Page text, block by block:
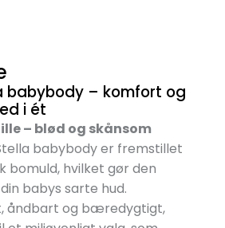
babybody – komfort og
i ét
– blød og skånsom
babybody er fremstillet
bomuld, hvilket gør den
babys sarte hud.
åndbart og bæredygtigt,